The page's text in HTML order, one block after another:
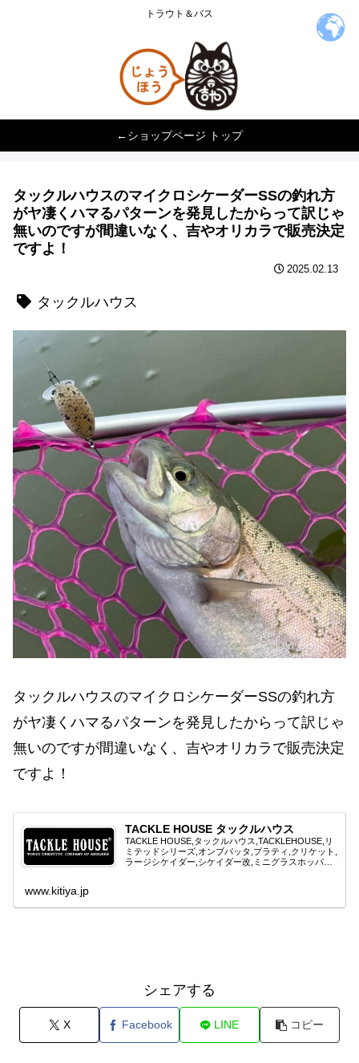
トラウト＆バス
←ショップページ トップ
タックルハウスのマイクロシケーダーSSの釣れ方
がヤ凄くハマるパターンを発見したからって訳じゃ
無いのですが間違いなく、吉やオリカラで販売決定
ですよ！
2025.02.13
タックルハウス
タックルハウスのマイクロシケーダーSSの釣れ方
がヤ凄くハマるパターンを発見したからって訳じゃ
無いのですが間違いなく、吉やオリカラで販売決定
ですよ！
TACKLE HOUSE タックルハウス
TACKLE HOUSE,タックルハウス,TACKLEHOUSE,リ
ミテッドシリーズ,オンブバッタ,プラティ,クリケット,
ラージシケイダー,シケイダー改,ミニグラスホッパー,
www.kitiya.jp
シェアする
X Facebook LINE コピー